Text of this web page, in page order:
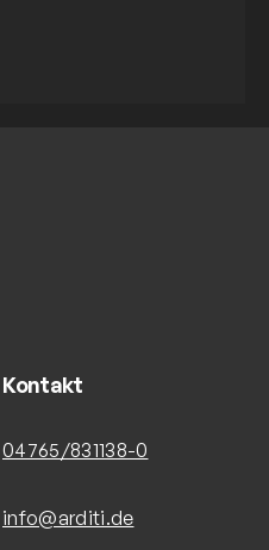
Kontakt
04765/831138-0
info@arditi.de